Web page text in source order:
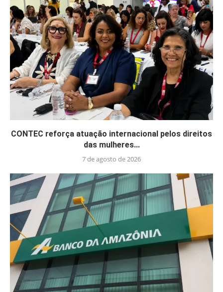
CONTEC reforça atuação internacional pelos direitos
das mulheres...
7 de agosto de 2026